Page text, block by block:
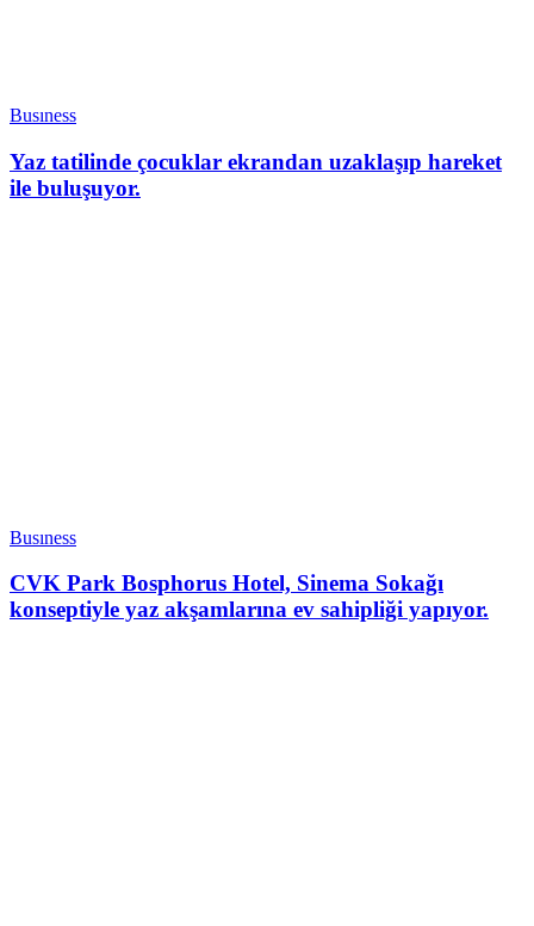
Busıness
Yaz tatilinde çocuklar ekrandan uzaklaşıp hareket
ile buluşuyor.
Busıness
CVK Park Bosphorus Hotel, Sinema Sokağı
konseptiyle yaz akşamlarına ev sahipliği yapıyor.